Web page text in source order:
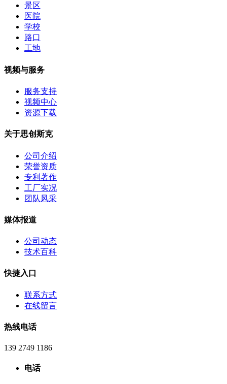
景区
医院
学校
路口
工地
视频与服务
服务支持
视频中心
资源下载
关于思创斯克
公司介绍
荣誉资质
专利著作
工厂实况
团队风采
媒体报道
公司动态
技术百科
快捷入口
联系方式
在线留言
热线电话
139 2749 1186
电话